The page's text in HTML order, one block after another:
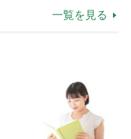
一覧を見る